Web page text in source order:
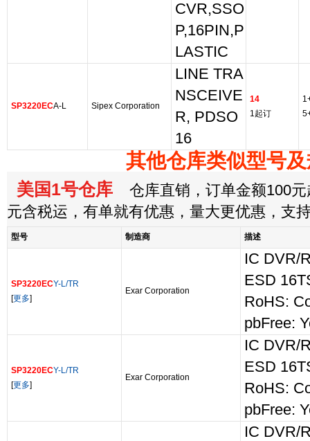
CVR,SSO
P,16PIN,P
LASTIC
SP3220ECA-L Sipex Corporation
LINE TRA
NSCEIVE
R, PDSO
16
14
1起订
其他仓库类似型号
美国1号仓库 仓库直销，订单金额100元
元含税运，有单就有优惠，量大更优惠，支
型号 制造商 描述
SP3220ECY-L/TR
[更多]
Exar Corporation
IC DVR/
ESD
RoHS:
pbFree:
SP3220ECY-L/TR
[更多]
Exar Corporation
IC DVR/
ESD
RoHS:
pbFree:
IC DVR/